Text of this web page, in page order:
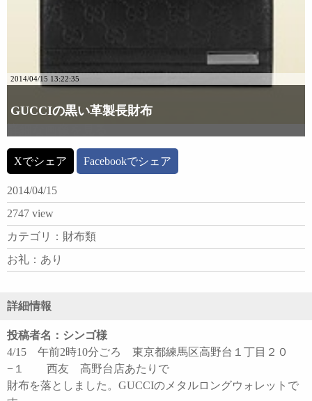
2014/04/15 13:22:35
GUCCIの黒い革製長財布
Xでシェア Facebookでシェア
2014/04/15
2747 view
カテゴリ：財布類
お礼：あり
詳細情報
投稿者名：シンゴ様
4/15 午前2時10分ごろ 東京都練馬区高野台１丁目２０
−１ 西友 高野台店あたりで
財布を落としました。GUCCIのメタルロングウォレットで